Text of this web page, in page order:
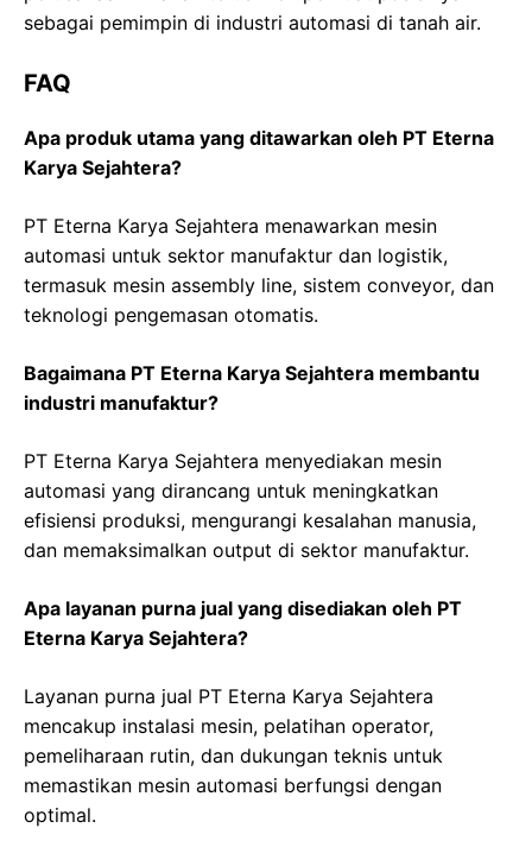
sebagai pemimpin di industri automasi di tanah air.
FAQ
Apa produk utama yang ditawarkan oleh PT Eterna
Karya Sejahtera?
PT Eterna Karya Sejahtera menawarkan mesin
automasi untuk sektor manufaktur dan logistik,
termasuk mesin assembly line, sistem conveyor, dan
teknologi pengemasan otomatis.
Bagaimana PT Eterna Karya Sejahtera membantu
industri manufaktur?
PT Eterna Karya Sejahtera menyediakan mesin
automasi yang dirancang untuk meningkatkan
efisiensi produksi, mengurangi kesalahan manusia,
dan memaksimalkan output di sektor manufaktur.
Apa layanan purna jual yang disediakan oleh PT
Eterna Karya Sejahtera?
Layanan purna jual PT Eterna Karya Sejahtera
mencakup instalasi mesin, pelatihan operator,
pemeliharaan rutin, dan dukungan teknis untuk
memastikan mesin automasi berfungsi dengan
optimal.